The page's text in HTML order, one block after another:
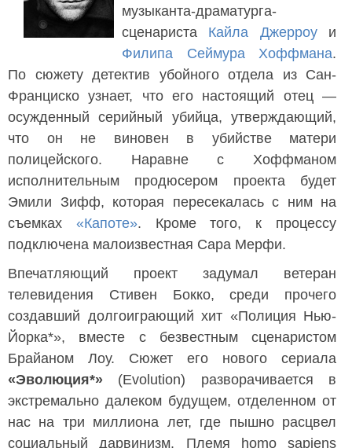
музыканта-драматурга-
сценариста Кайла Джерроуи
Филипа Сеймура Хоффмана.
По сюжету детектив убойного отдела из Сан-
Франциско узнает, что его настоящий отец —
осужденный серийный убийца, утверждающий,
что он не виновен в убийстве матери
полицейского. Наравне с Хоффманом
исполнительным продюсером проекта будет
Эмили Зифф, которая пересекалась с ним на
съемках «Капоте». Кроме того, к процессу
подключена малоизвестная Сара Мерфи.
Впечатляющий проект задумал ветеран
телевидения Стивен Бокко, среди прочего
создавший долгоиграющий хит «Полиция Нью-
Йорка*», вместе с безвестным сценаристом
Брайаном Лоу. Сюжет его нового сериала
«Эволюция*» (Evolution) разворачивается в
экстремально далеком будущем, отделенном от
нас на три миллиона лет, где пышно расцвел
социальный дарвинизм. Племя homo sapiens